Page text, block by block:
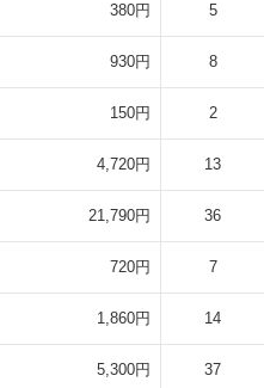
380円 5
930円 8
150円 2
4,720円 13
21,790円 36
720円 7
1,860円 14
5,300円 37